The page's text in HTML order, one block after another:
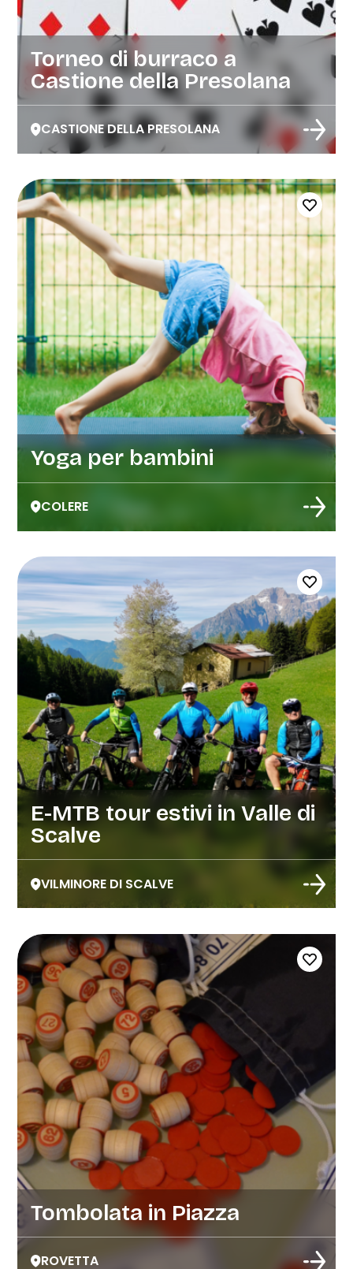
Torneo di burraco a
Castione della Presolana
CASTIONE DELLA PRESOLANA
Yoga per bambini
COLERE
E-MTB tour estivi in Valle di
Scalve
VILMINORE DI SCALVE
Tombolata in Piazza
ROVETTA